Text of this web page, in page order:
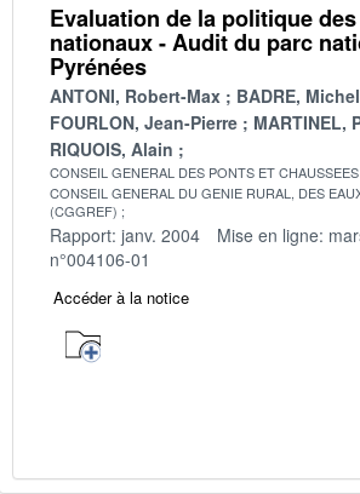
Evaluation de la politique
nationaux - Audit du parc
Pyrénées
ANTONI, Robert-Max
BADRE, Michel
FOURLON, Jean-Pierre
MARTINEL,
RIQUOIS, Alain
CONSEIL GENERAL DES PONTS ET
CONSEIL GENERAL DU GENIE RURAL, DES
(CGGREF)
Rapport: janv. 2004 Mise en ligne:
n°004106-01
Accéder à la notice